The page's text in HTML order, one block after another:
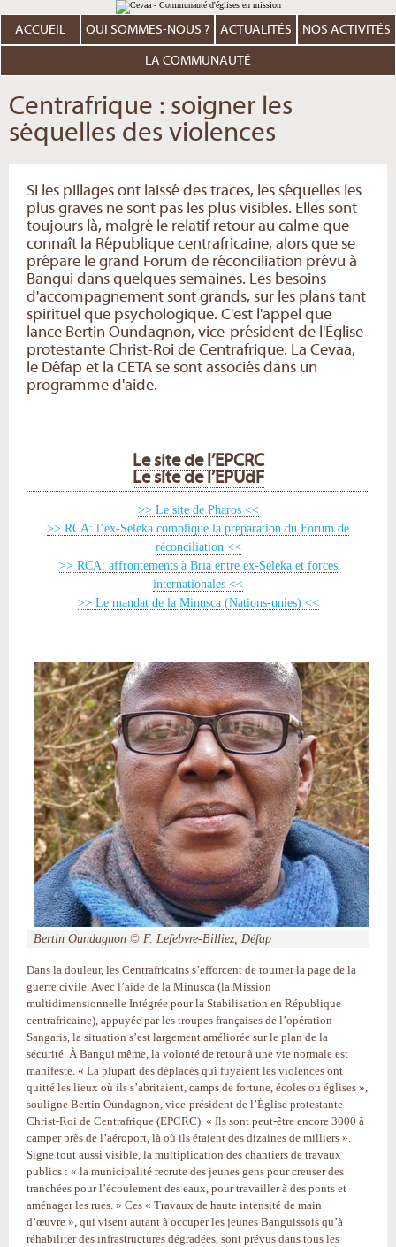
au
contenu.
Aller
personnels
ACCUEIL QUI SOMMES-NOUS ? ACTUALITÉS NOS ACTIVITÉS
LA COMMUNAUTÉ
Centrafrique : soigner les
séquelles des violences
Si les pillages ont laissé des traces, les séquelles les
plus graves ne sont pas les plus visibles. Elles sont
toujours là, malgré le relatif retour au calme que
connaît la République centrafricaine, alors que se
prépare le grand Forum de réconciliation prévu à
Bangui dans quelques semaines. Les besoins
d'accompagnement sont grands, sur les plans tant
spirituel que psychologique. C'est l'appel que
lance Bertin Oundagnon, vice-président de l'Église
protestante Christ-Roi de Centrafrique. La Cevaa,
le Défap et la CETA se sont associés dans un
programme d'aide.
Le site de l’EPCRC
Le site de l’EPUdF
>> Le site de Pharos <<
>> RCA: l’ex-Seleka complique la préparation du Forum de
réconciliation <<
>> RCA: affrontements à Bria entre ex-Seleka et forces
internationales <<
>> Le mandat de la Minusca (Nations-unies) <<
Bertin Oundagnon © F. Lefebvre-Billiez, Défap
Dans la douleur, les Centrafricains s’efforcent de tourner la page de la
guerre civile. Avec l’aide de la Minusca (la Mission
multidimensionnelle Intégrée pour la Stabilisation en République
centrafricaine), appuyée par les troupes françaises de l’opération
Sangaris, la situation s’est largement améliorée sur le plan de la
sécurité. À Bangui même, la volonté de retour à une vie normale est
manifeste. « La plupart des déplacés qui fuyaient les violences ont
quitté les lieux où ils s’abritaient, camps de fortune, écoles ou églises »,
souligne Bertin Oundagnon, vice-président de l’Église protestante
Christ-Roi de Centrafrique (EPCRC). « Ils sont peut-être encore 3000 à
camper près de l’aéroport, là où ils étaient des dizaines de milliers ».
Signe tout aussi visible, la multiplication des chantiers de travaux
publics : « la municipalité recrute des jeunes gens pour creuser des
tranchées pour l’écoulement des eaux, pour travailler à des ponts et
aménager les rues. » Ces « Travaux de haute intensité de main
d’œuvre », qui visent autant à occuper les jeunes Banguissois qu’à
réhabiliter des infrastructures dégradées, sont prévus dans tous les